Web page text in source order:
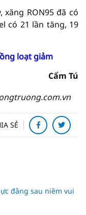
RON95 đã có
có 21 lần tăng, 19
loạt giảm
Cẩm Tú
SẺ
đằng sau niềm vui